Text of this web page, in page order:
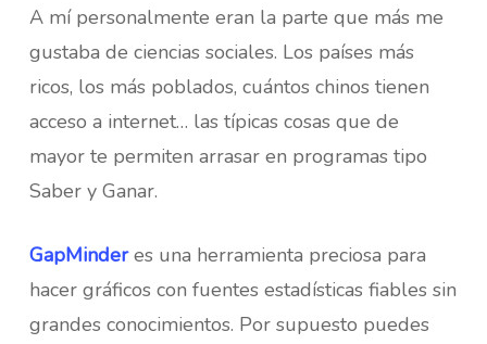
A mí personalmente eran la parte que más me
gustaba de ciencias sociales. Los países más
ricos, los más poblados, cuántos chinos tienen
acceso a internet… las típicas cosas que de
mayor te permiten arrasar en programas tipo
Saber y Ganar.
GapMinderes una herramienta preciosa para
hacer gráficos con fuentes estadísticas fiables sin
grandes conocimientos. Por supuesto puedes